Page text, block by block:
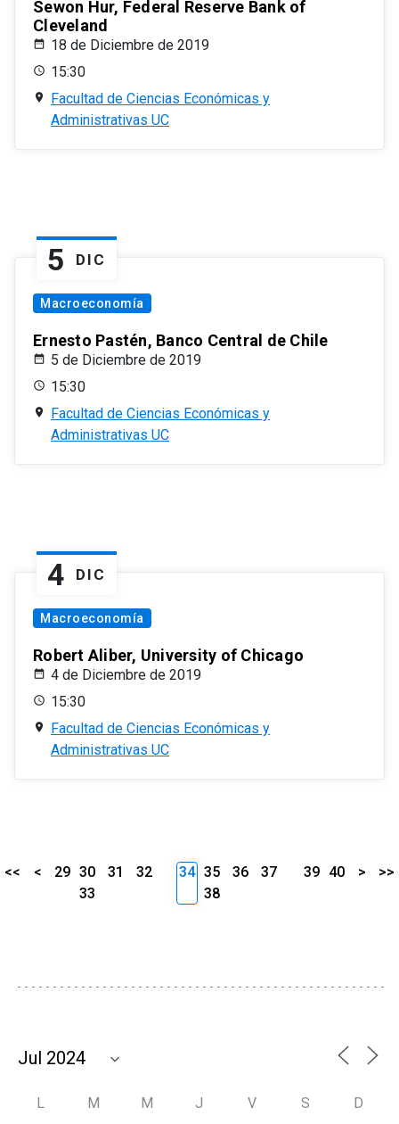
Sewon Hur, Federal Reserve Bank of
Cleveland
18 de Diciembre de 2019
15:30
Facultad de Ciencias Económicas y
Administrativas UC
5 DIC
Macroeconomía
Ernesto Pastén, Banco Central de Chile
5 de Diciembre de 2019
15:30
Facultad de Ciencias Económicas y
Administrativas UC
4 DIC
Macroeconomía
Robert Aliber, University of Chicago
4 de Diciembre de 2019
15:30
Facultad de Ciencias Económicas y
Administrativas UC
<< < 29 30 31
32
33
34 35 36
37
38
39 40 > >>
L M M J V S D